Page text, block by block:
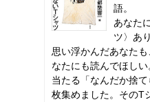
語。
あなた
ツ〉あ
思い浮かんだあなた
なたにも読んでほし
当たる「なんだか捨
枚集めました。そのT